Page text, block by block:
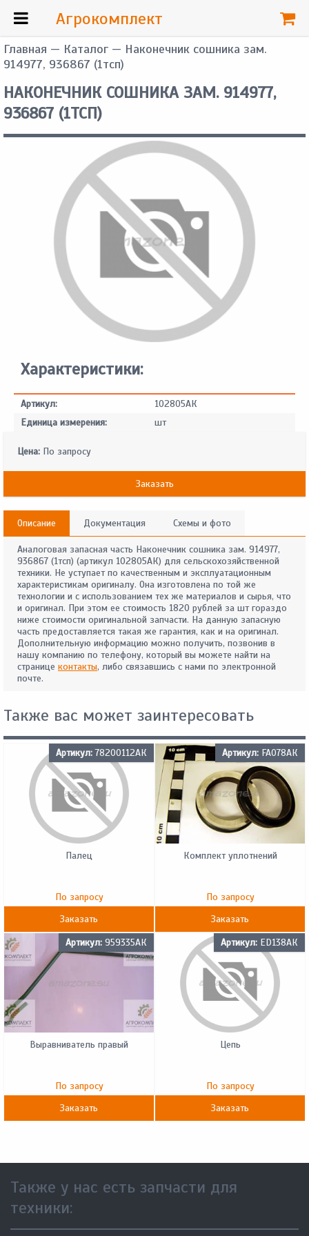
Главная — Каталог — Наконечник сошника зам.
914977, 936867 (1тсп)
НАКОНЕЧНИК СОШНИКА ЗАМ. 914977,
936867 (1ТСП)
Характеристики:
Артикул:
102805АК
Единица измерения:
шт
Цена: По запросу
Заказать
Описание Документация Схемы и фото
Аналоговая запасная часть Наконечник сошника зам. 914977,
936867 (1тсп) (артикул 102805АК) для сельскохозяйственной
техники. Не уступает по качественным и эксплуатационным
характеристикам оригиналу. Она изготовлена по той же
технологии и с использованием тех же материалов и сырья, что
и оригинал. При этом ее стоимость 1820 рублей за шт гораздо
ниже стоимости оригинальной запчасти. На данную запасную
часть предоставляется такая же гарантия, как и на оригинал.
Дополнительную информацию можно получить, позвонив в
нашу компанию по телефону, который вы можете найти на
странице контакты, либо связавшись с нами по электронной
почте.
Также вас может заинтересовать
Артикул:78200112АК
Палец
По запросу
Заказать
Артикул: FA078АК
Комплект уплотнений
По запросу
Заказать
Артикул: 959335АК
Выравниватель правый
По запросу
Заказать
Артикул: ED138АК
Цепь
По запросу
Заказать
Также у нас есть запчасти для
техники:
Агрокомплект